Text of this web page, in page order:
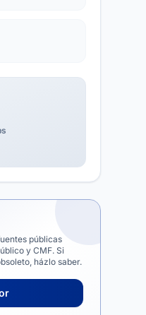
públicas
y CMF. Si
házlo saber.